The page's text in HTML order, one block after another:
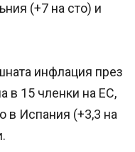
(+7 на сто) и
инфлация през
в 15 членки на ЕС,
в Испания (+3,3 на